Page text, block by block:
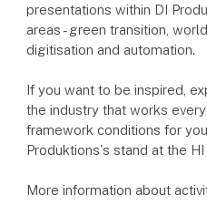
presentations within DI
areas - green transition,
digitisation and automation.
If you want to be inspired,
the industry that works
framework conditions for
Produktions's stand at the HI
More information about